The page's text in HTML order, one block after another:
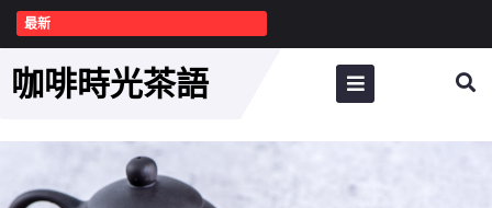
最新
咖啡時光茶語